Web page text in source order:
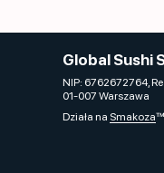
Global Sushi
NIP: 6762672764,
01-007 Warszawa
Działa na Smakoza